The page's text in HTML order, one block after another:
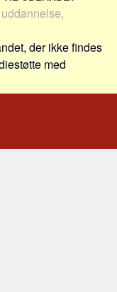
der ikke findes
med